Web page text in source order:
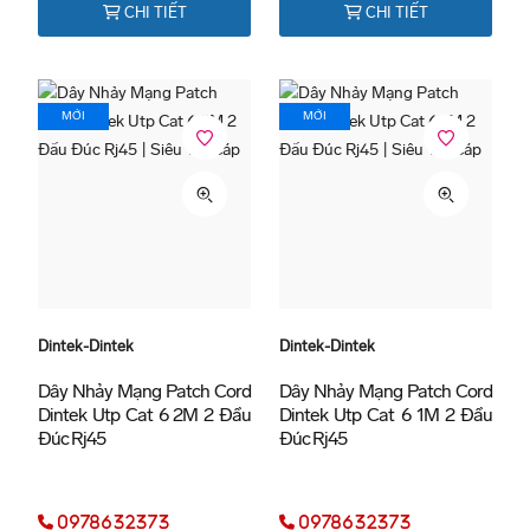
Tôi Rất Thích Phương Thức Phục Vụ Của
Siêu Thị Cáp. Nhân Viên Rất Nhiệt Tình Tư
Vấn. Sản Phẩm Chất Lượng Như Cam Kết.
Tác Phong Chuyên Nghiệp. Lịch Hẹn
Là Điều Làm Tôi Tin Tưởng.
- 23/11/2023
CHI TIẾT CHI TIẾT
MỚI
Dintek-Dintek
Dây Nhảy Mạng Patch Cord
Dintek Utp Cat 6 2M 2 Đầu
Đúc Rj45
0978632373
MỚI
Dintek-Dintek
Dây Nhảy Mạng Patch Cord
Dintek Utp Cat 6 1M 2 Đầu
Đúc Rj45
0978632373